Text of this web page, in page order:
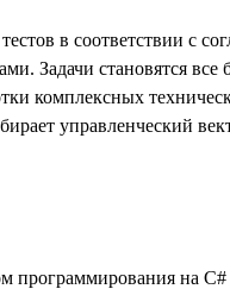
в соответствии с
Задачи становятся
комплексных
управленческий
на